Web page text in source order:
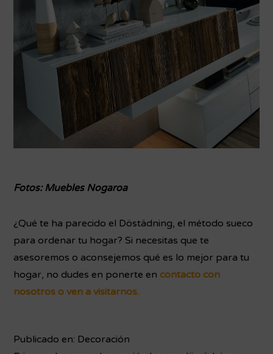
Fotos: Muebles Nogaroa
¿Qué te ha parecido el Döstädning, el método sueco
para ordenar tu hogar? Si necesitas que te
asesoremos o aconsejemos qué es lo mejor para tu
hogar, no dudes en ponerte en contacto con
nosotros o ven a visitarnos.
Publicado en: Decoración